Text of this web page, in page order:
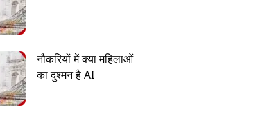
नौकरियों में क्या महिलाओं
का दुश्मन है AI